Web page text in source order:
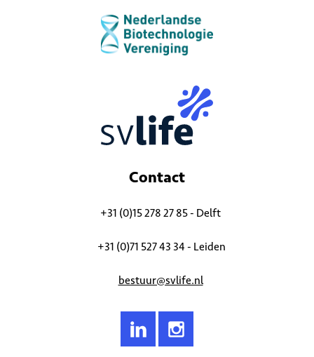
Contact
+31 (0)15 278 27 85 - Delft
+31 (0)71 527 43 34 - Leiden
bestuur@svlife.nl